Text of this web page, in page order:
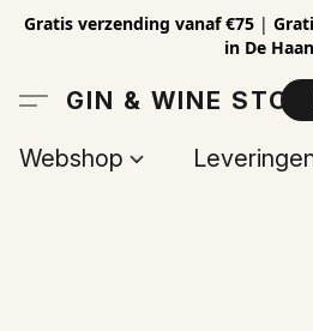
Gratis verzending vanaf €75 |
in De Haan
GIN & WINE
Webshop